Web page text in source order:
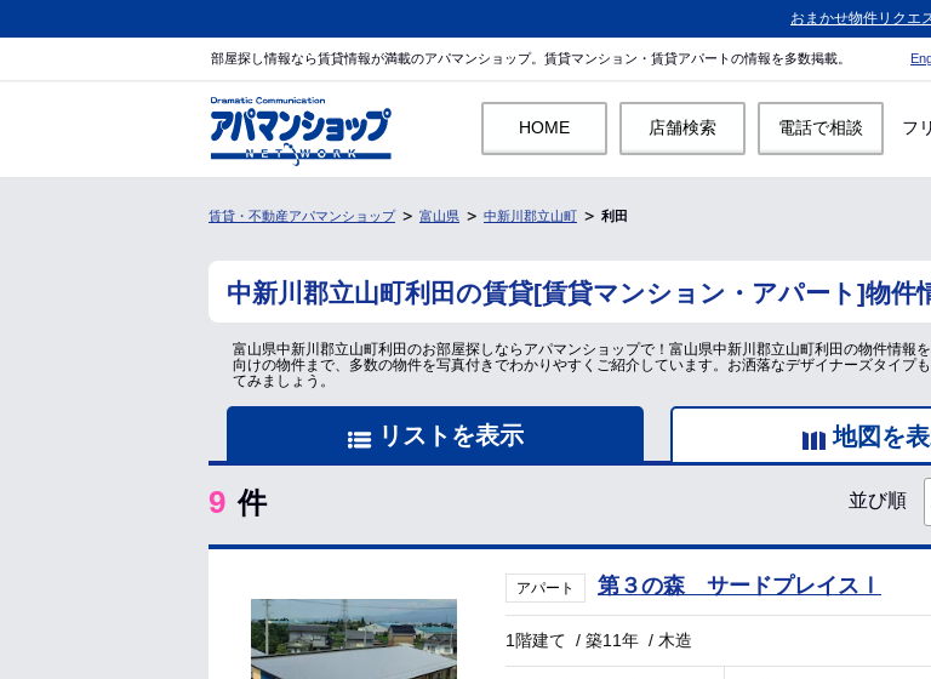
おまかせ物件リクエ
部屋探し情報なら賃貸情報が満載のアパマンショップ。賃貸マンション・賃貸アパートの情報を多数掲載。
HOME 店舗検索 電話で相談 フ
賃貸・不動産アパマンショップ 富山県 中新川郡立山町 利田
中新川郡立山町利田の賃貸[賃貸マンション・アパート]物件
富山県中新川郡立山町利田のお部屋探しならアパマンショップで！富山県中新川郡立山町利田の物件情報
向けの物件まで、多数の物件を写真付きでわかりやすくご紹介しています。お洒落なデザイナーズタイプ
てみましょう。
リストを表示 地図を
9 件 並び順
アパート 第３の森 サードプレイスⅠ
1階建て /築11年 / 木造